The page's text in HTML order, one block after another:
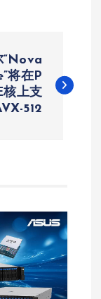
“Nova
将在P
核上支
512